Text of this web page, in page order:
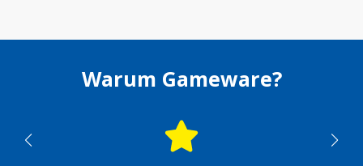
Warum Gameware?